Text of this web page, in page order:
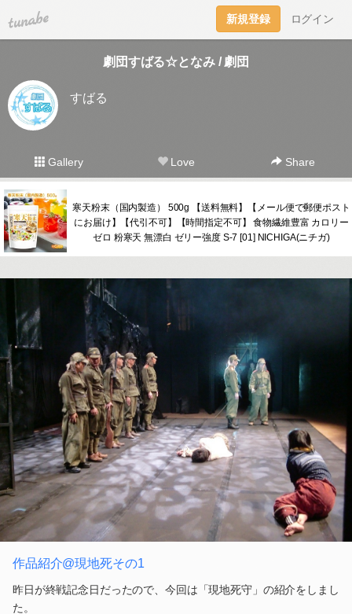
tuna.be 新規登録 ログイン
劇団すばる☆となみ / 劇団
すばる
Gallery Love Share
寒天粉末（国内製造） 500g 【送料無料】【メール便で郵便ポスト
にお届け】【代引不可】【時間指定不可】 食物繊維豊富 カロリー
ゼロ 粉寒天 無漂白 ゼリー強度 S-7 [01] NICHIGA(ニチガ)
作品紹介@現地死その1
昨日が終戦記念日だったので、今回は「現地死守」の紹介をしまし
た。